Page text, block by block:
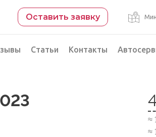
Оставить заявку
автомобиля из Китая
Статьи Контакты
≈
≈